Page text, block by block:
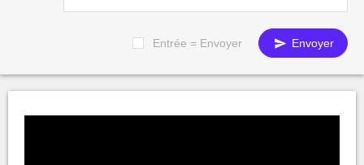
Entrée = Envoyer Envoyer